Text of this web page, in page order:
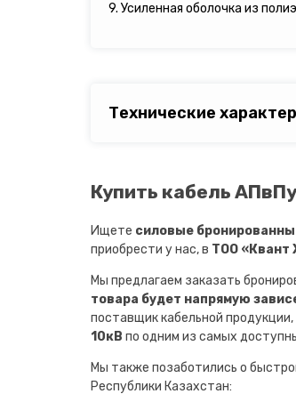
9. Усиленная оболочка из
Технические
Купить кабель
Ищете силовые
приобрести у нас, в ТОО «Квант
Мы предлагаем заказать
товара будет напрямую
поставщик кабельной
10кВ по одним из самых
Мы также позаботились о
Республики Казахстан: